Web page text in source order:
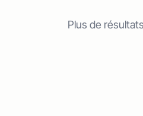
Plus de